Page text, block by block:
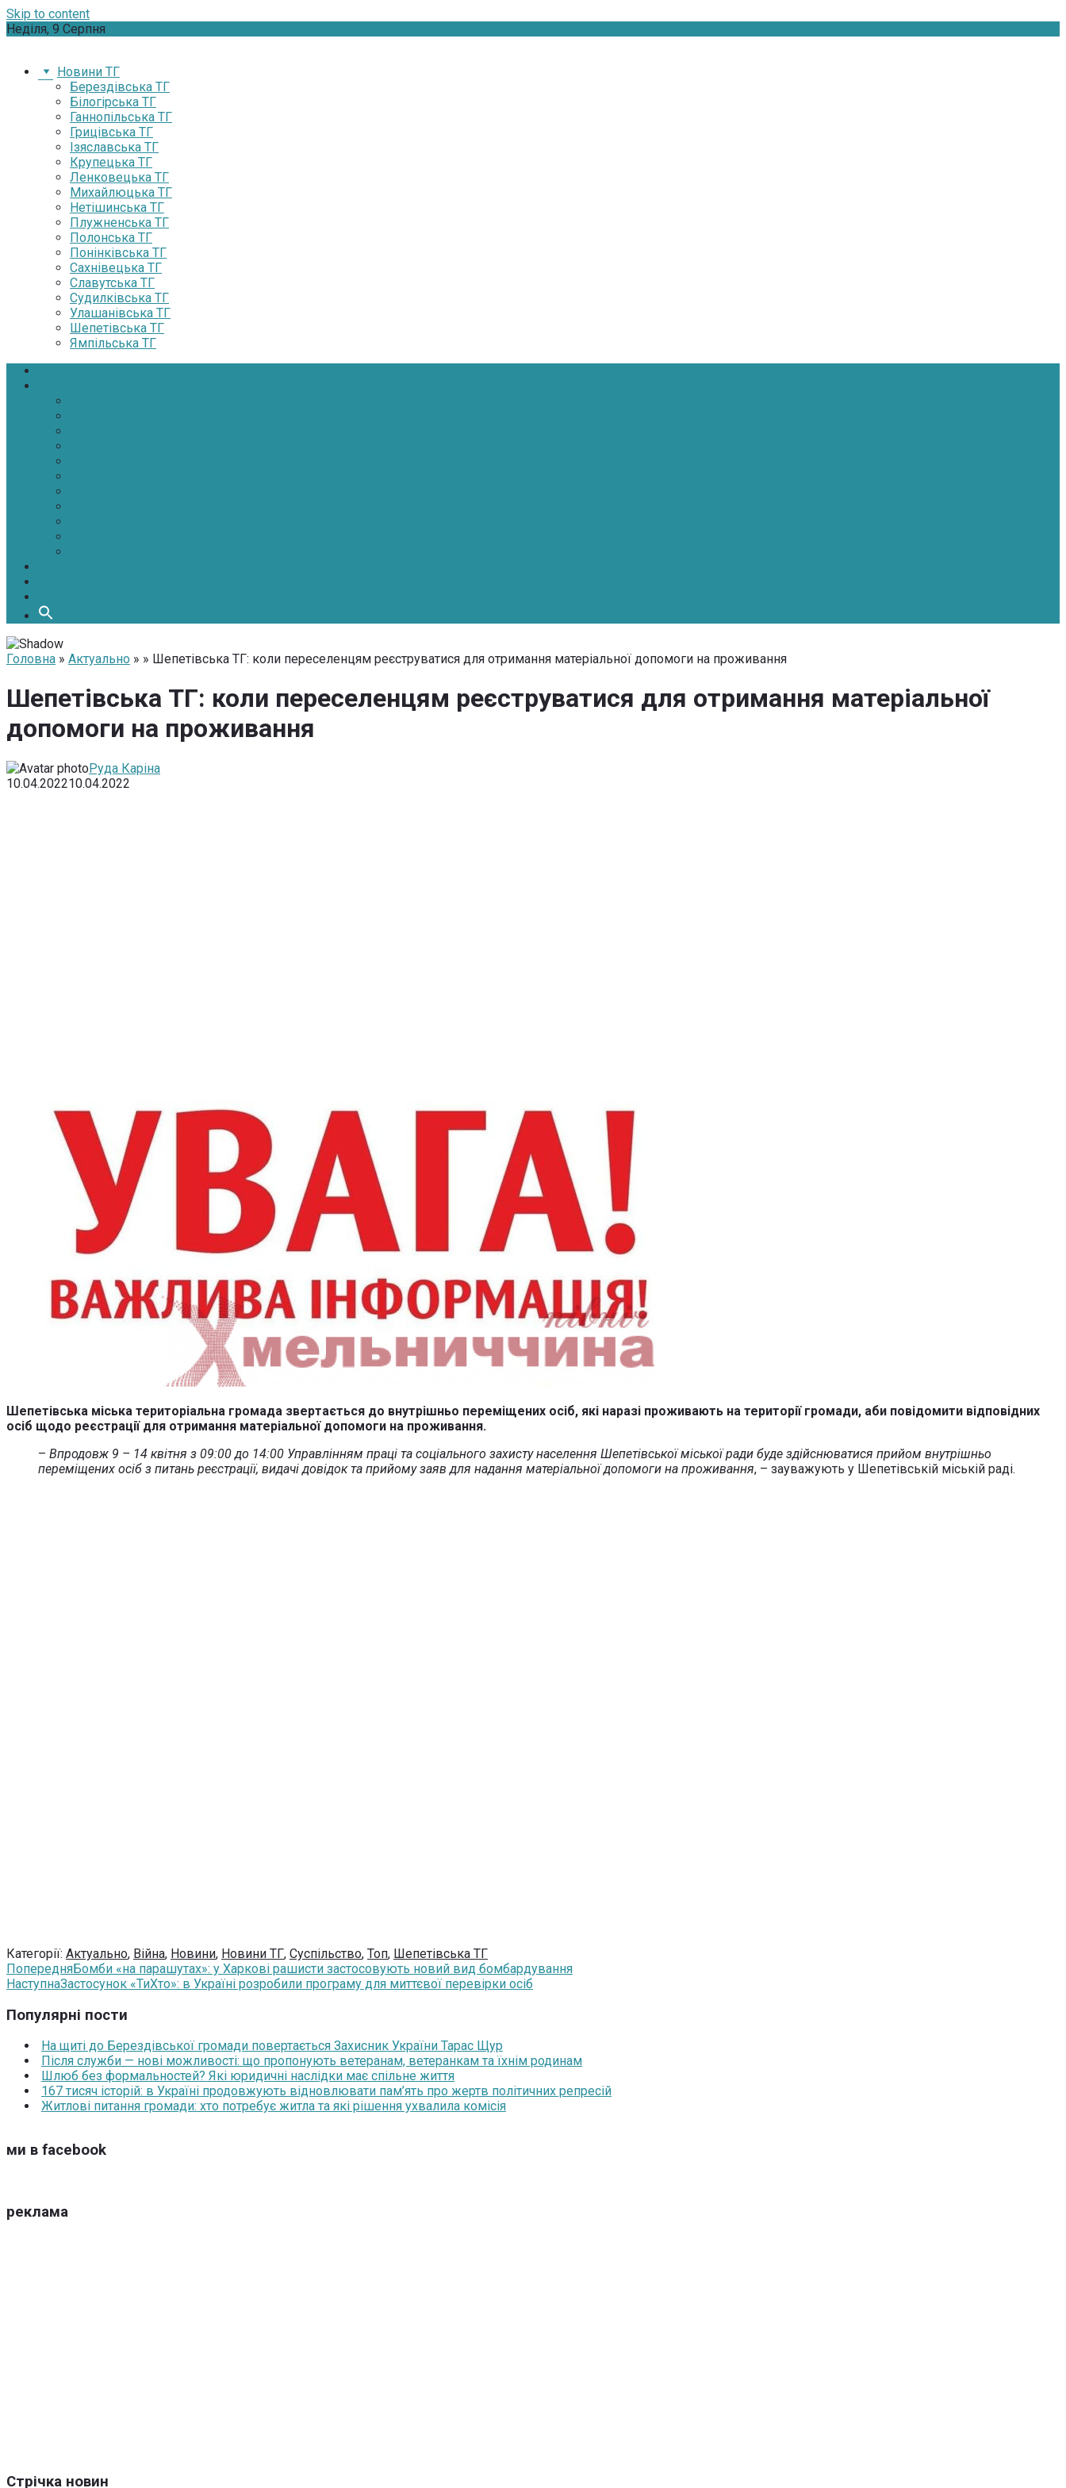
Skip to content
Неділя, 9 Серпня
Новини ТГ
Берездівська ТГ
Білогірська ТГ
Ганнопільська ТГ
Грицівська ТГ
Ізяславська ТГ
Крупецька ТГ
Ленковецька ТГ
Михайлюцька ТГ
Нетішинська ТГ
Плужненська ТГ
Полонська ТГ
Понінківська ТГ
Сахнівецька ТГ
Славутська ТГ
Судилківська ТГ
Улашанівська ТГ
Шепетівська ТГ
Ямпільська ТГ
Головна » Актуально » » Шепетівська ТГ: коли переселенцям реєструватися для отримання матеріальної допомоги на проживання
Шепетівська ТГ: коли переселенцям реєструватися для отримання матеріальної
допомоги на проживання
Руда Каріна
10.04.202210.04.2022
Шепетівська міська територіальна громада звертається до внутрішньо переміщених осіб, які наразі проживають на території громади, аби повідомити відповідних
осіб щодо реєстрації для отримання матеріальної допомоги на проживання.
– Впродовж 9 – 14 квітня з 09:00 до 14:00 Управлінням праці та соціального захисту населення Шепетівської міської ради буде здійснюватися прийом внутрішньо
переміщених осіб з питань реєстрації, видачі довідок та прийому заяв для надання матеріальної допомоги на проживання, – зауважують у Шепетівській міській раді.
Категорії: Актуально, Війна, Новини, Новини ТГ, Суспільство, Топ, Шепетівська ТГ
ПопередняБомби «на парашутах»: у Харкові рашисти застосовують новий вид бомбардування
НаступнаЗастосунок «ТиХто»: в Україні розробили програму для миттєвої перевірки осіб
Популярні пости
На щиті до Берездівської громади повертається Захисник України Тарас Щур
Після служби — нові можливості: що пропонують ветеранам, ветеранкам та їхнім родинам
Шлюб без формальностей? Які юридичні наслідки має спільне життя
167 тисяч історій: в Україні продовжують відновлювати пам’ять про жертв політичних репресій
Житлові питання громади: хто потребує житла та які рішення ухвалила комісія
ми в facebook
реклама
Стрічка новин